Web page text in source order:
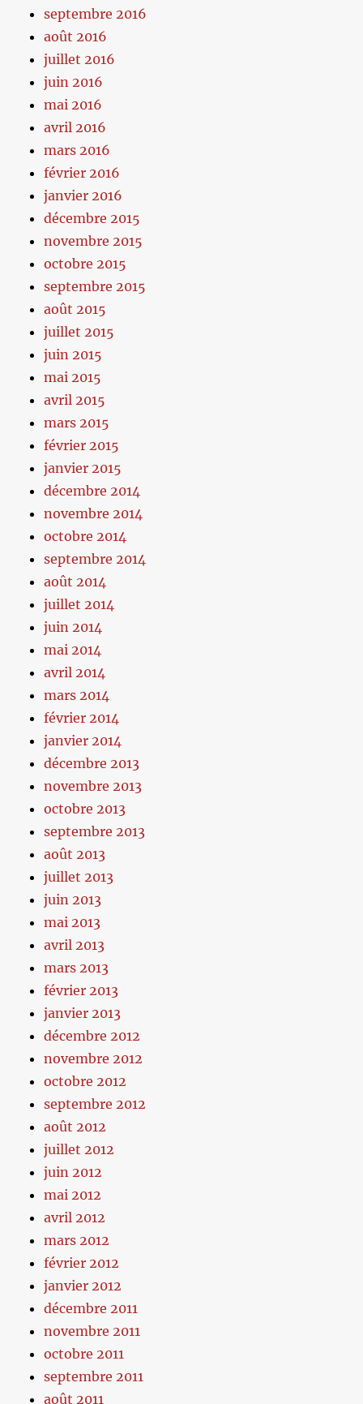
septembre 2016
août 2016
juillet 2016
juin 2016
mai 2016
avril 2016
mars 2016
février 2016
janvier 2016
décembre 2015
novembre 2015
octobre 2015
septembre 2015
août 2015
juillet 2015
juin 2015
mai 2015
avril 2015
mars 2015
février 2015
janvier 2015
décembre 2014
novembre 2014
octobre 2014
septembre 2014
août 2014
juillet 2014
juin 2014
mai 2014
avril 2014
mars 2014
février 2014
janvier 2014
décembre 2013
novembre 2013
octobre 2013
septembre 2013
août 2013
juillet 2013
juin 2013
mai 2013
avril 2013
mars 2013
février 2013
janvier 2013
décembre 2012
novembre 2012
octobre 2012
septembre 2012
août 2012
juillet 2012
juin 2012
mai 2012
avril 2012
mars 2012
février 2012
janvier 2012
décembre 2011
novembre 2011
octobre 2011
septembre 2011
août 2011